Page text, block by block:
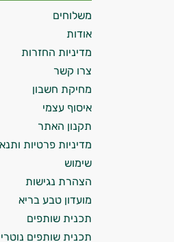
משלוחים
אודות
מדיניות החזרות
צרו קשר
מחיקת חשבון
איסוף עצמי
תקנון האתר
מדיניות פרטיות
שימוש
הצהרת נגישות
מועדון טבע בריא
תכנית שותפים
תכנית שותפים נוטרי
התשובות שלי מבוססות
וספרות מקצועית
ותזונת הספורט.
אני כאן כדי לעזור לך
התזונה ומוצרי הבריאות
ולמצב הגופני שלך,
עובדים יחד כדי למקסם
המטרה שלי היא
אישיות מבוססות מדעית.
זה הזמן להתחיל. איך